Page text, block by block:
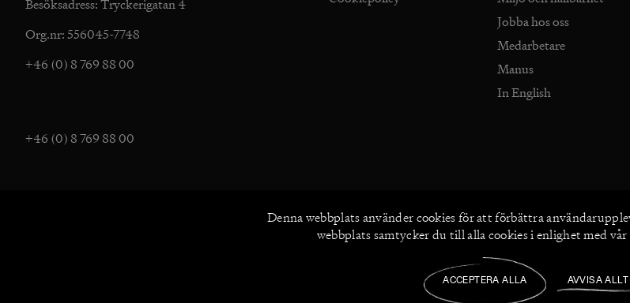
Besöksadress: Tryckerigatan 4
Org.nr: 556045-7748
+46 (0) 8 769 88 00
+46 (0) 8 769 88 00
Jobba hos oss
Medarbetare
Manus
In English
Denna webbplats använder cookies för att förbättra
webbplats samtycker du till alla cookies i enlighet med
ACCEPTERA ALLA AVVISA ALLT